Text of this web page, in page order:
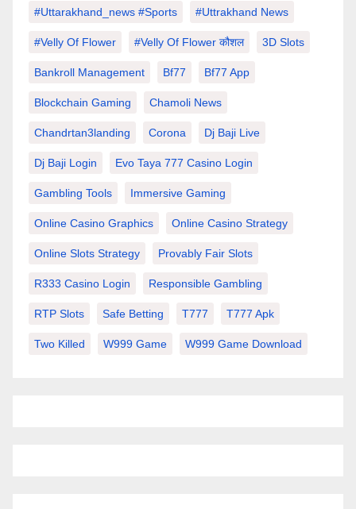
#Uttarakhand_news #sports #Uttrakhand News
#velly Of Flower #velly Of Flower कौशल 3D Slots
Bankroll Management Bf77 Bf77 App
Blockchain Gaming Chamoli News
Chandrtan3landing Corona Dj Baji Live
Dj Baji Login Evo Taya 777 Casino Login
Gambling Tools Immersive Gaming
Online Casino Graphics Online Casino Strategy
Online Slots Strategy Provably Fair Slots
R333 Casino Login Responsible Gambling
RTP Slots Safe Betting T777 T777 Apk
Two Killed W999 Game W999 Game Download